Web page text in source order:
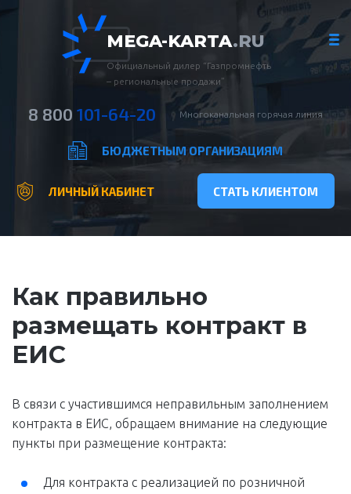
MEGA-KARTA.RU
Официальный дилер “Газпромнефть
– региональные продажи”
8 800 101-64-20 Многоканальная горячая линия
БЮДЖЕТНЫМ ОРГАНИЗАЦИЯМ
ЛИЧНЫЙ КАБИНЕТ СТАТЬ КЛИЕНТОМ
Как правильно
размещать контракт в
ЕИС
В связи с участившимся неправильным заполнением
контракта в ЕИС, обращаем внимание на следующие
пункты при размещение контракта:
Для контракта с реализацией по розничной